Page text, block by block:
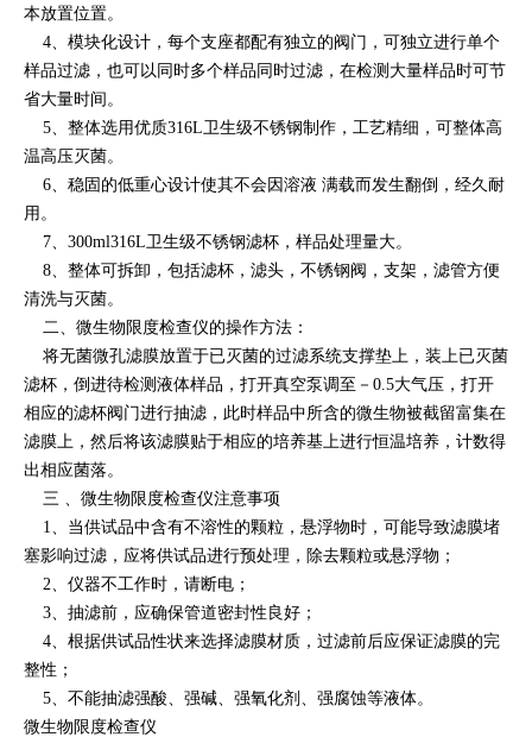
本放置位置。
4、模块化设计，每个支座都配有独立的阀门，可独立进行单个
样品过滤，也可以同时多个样品同时过滤，在检测大量样品时可节
省大量时间。
5、整体选用优质316L卫生级不锈钢制作，工艺精细，可整体高
温高压灭菌。
6、稳固的低重心设计使其不会因溶液 满载而发生翻倒，经久耐
用。
7、300ml316L卫生级不锈钢滤杯，样品处理量大。
8、整体可拆卸，包括滤杯，滤头，不锈钢阀，支架，滤管方便
清洗与灭菌。
二、微生物限度检查仪的操作方法：
将无菌微孔滤膜放置于已灭菌的过滤系统支撑垫上，装上已灭菌
滤杯，倒进待检测液体样品，打开真空泵调至－0.5大气压，打开
相应的滤杯阀门进行抽滤，此时样品中所含的微生物被截留富集在
滤膜上，然后将该滤膜贴于相应的培养基上进行恒温培养，计数得
出相应菌落。
三 、微生物限度检查仪注意事项
1、当供试品中含有不溶性的颗粒，悬浮物时，可能导致滤膜堵
塞影响过滤，应将供试品进行预处理，除去颗粒或悬浮物；
2、仪器不工作时，请断电；
3、抽滤前，应确保管道密封性良好；
4、根据供试品性状来选择滤膜材质，过滤前后应保证滤膜的完
整性；
5、不能抽滤强酸、强碱、强氧化剂、强腐蚀等液体。
微生物限度检查仪